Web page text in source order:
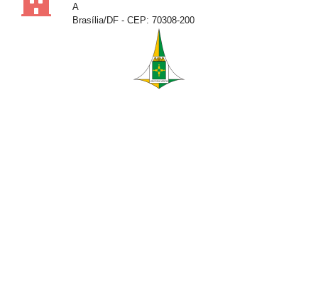
A
Brasília/DF - CEP: 70308-200